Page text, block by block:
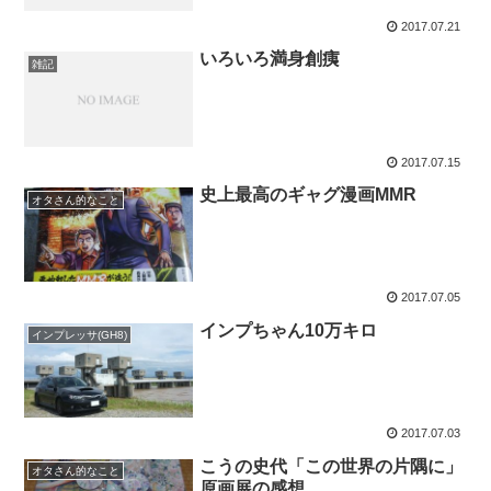
2017.07.21
雑記 いろいろ満身創痍
2017.07.15
オタさん的なこと 史上最高のギャグ漫画MMR
2017.07.05
インプレッサ(GH8) インプちゃん10万キロ
2017.07.03
オタさん的なこと
こうの史代「この世界の片隅に」